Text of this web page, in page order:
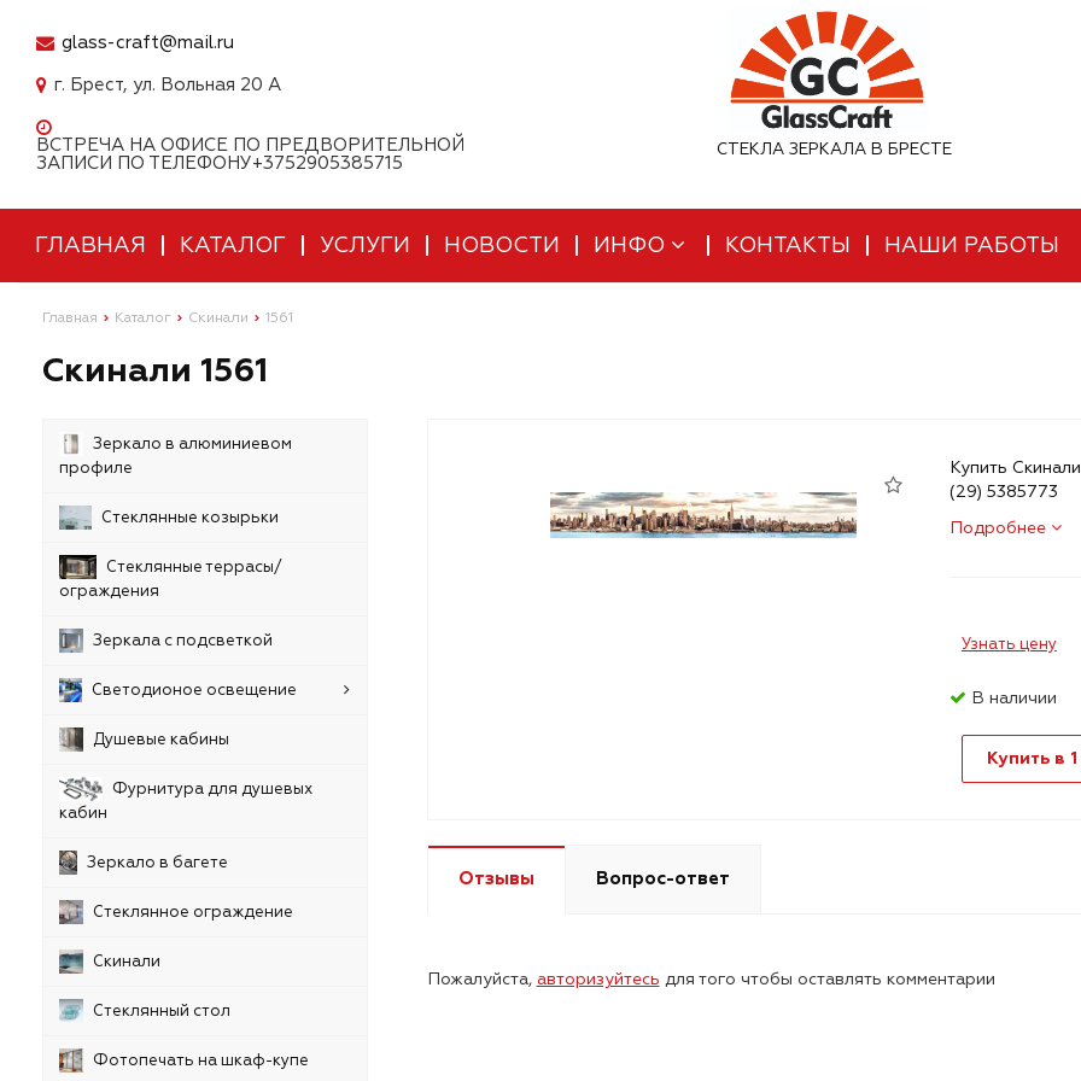
glass-craft@mail.ru
г. Брест, ул. Вольная 20 А
ВСТРЕЧА НА ОФИСЕ ПО ПРЕДВОРИТЕЛЬНОЙ
ЗАПИСИ ПО ТЕЛЕФОНУ+3752905385715
СТЕКЛА ЗЕРКАЛА В БРЕСТЕ
ГЛАВНАЯ КАТАЛОГ УСЛУГИ НОВОСТИ ИНФО КОНТАКТЫ НАШИ РАБОТЫ
Главная Каталог Скинали 1561
Скинали 1561
Зеркало в алюминиевом
профиле
Стеклянные козырьки
Стеклянные террасы/
ограждения
Зеркала с подсветкой
Светодионое освещение
Душевые кабины
Фурнитура для душевых
кабин
Зеркало в багете
Стеклянное ограждение
Скинали
Стеклянный стол
Фотопечать на шкаф-купе
Купить
(29) 5385773
Подробнее
Узнать цену
В наличии
Купить в
Отзывы Вопрос-ответ
Пожалуйста, авторизуйтесь для того чтобы оставлять комментарии